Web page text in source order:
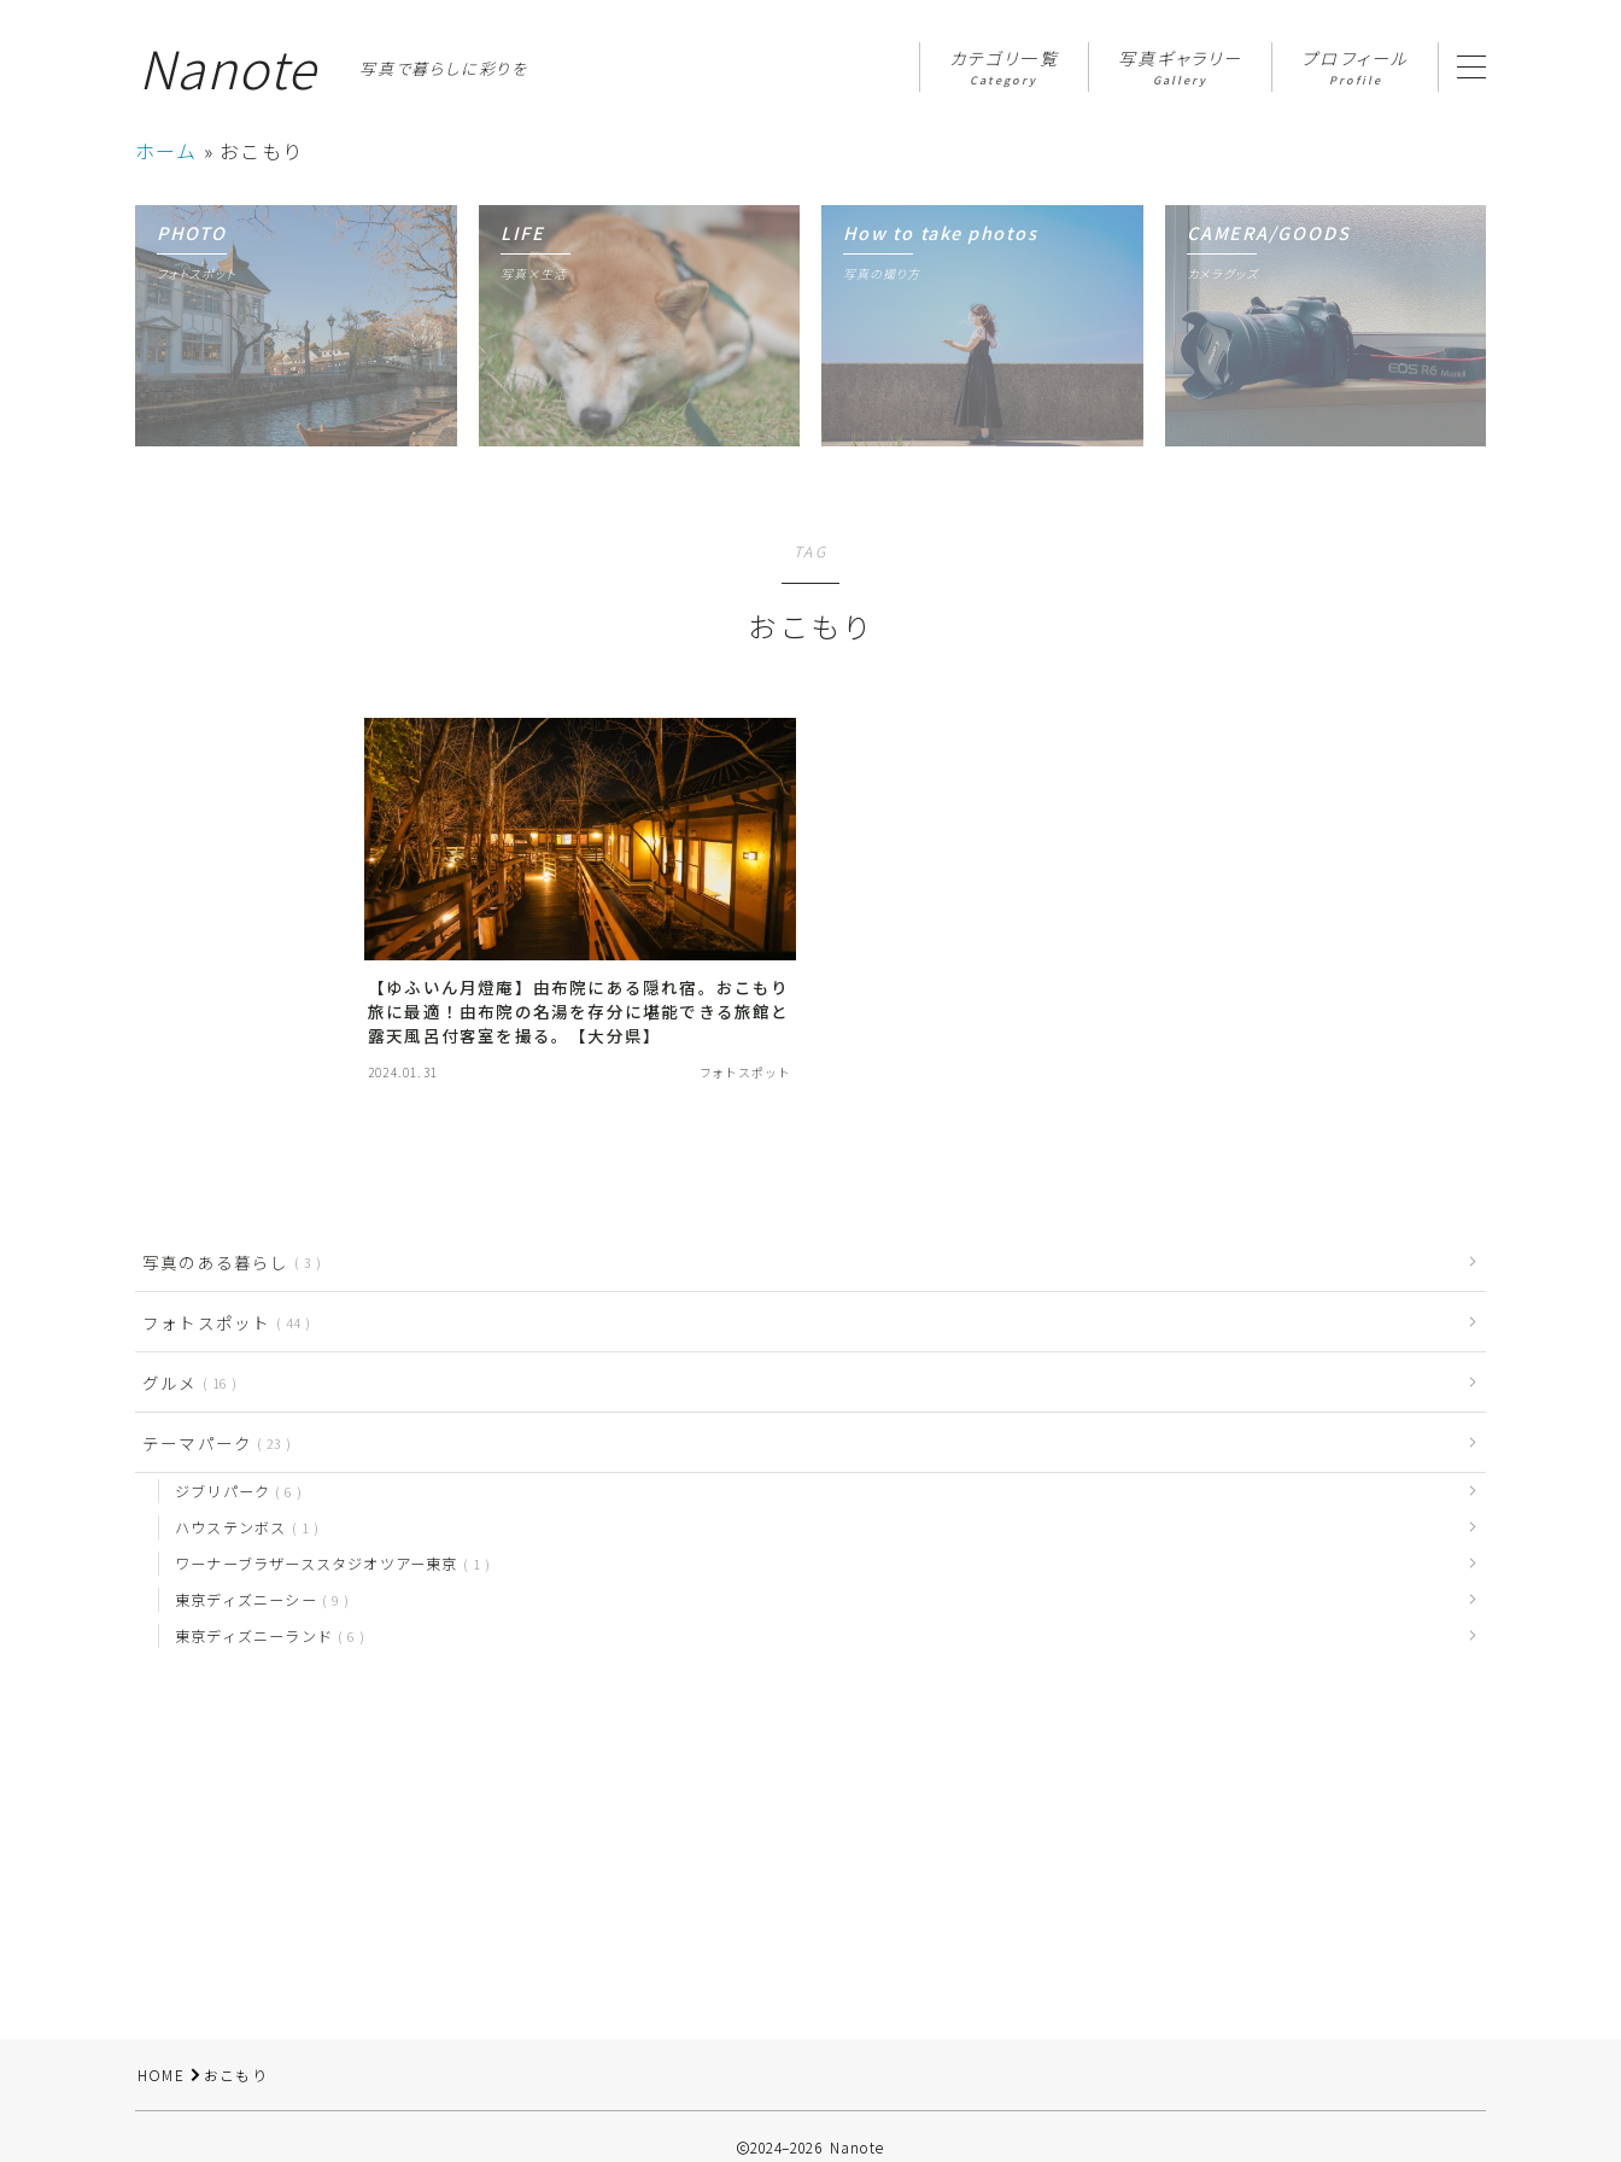
Nanote 写真で暮らしに彩りを カテゴリ一覧
Category
写真ギャラリー
Gallery
プロフィール
Profile
カテゴリ一覧 Category
写真ギャラリー Gallery
プロフィール Profile
ホーム » おこもり
フォトスポット
PHOTO
写真×生活
LIFE
写真の撮り方
How to take photos
カメラグッズ
CAMERA/GOODS
TAG
おこもり
【ゆふいん月燈庵】由布院にある隠れ宿。おこもり
旅に最適！由布院の名湯を存分に堪能できる旅館と
露天風呂付客室を撮る。【大分県】
2024.01.31 フォトスポット
写真のある暮らし 3
フォトスポット 44
グルメ 16
テーマパーク 23
ジブリパーク 6
ハウステンボス 1
ワーナーブラザーススタジオツアー東京 1
東京ディズニーシー 9
東京ディズニーランド 6
HOME おこもり
2024–2026 Nanote